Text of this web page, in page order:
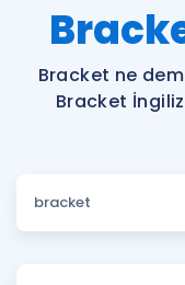
Faydalı Araçlar
Sözlük
Hakkımızda
Bracket ne
Bracket